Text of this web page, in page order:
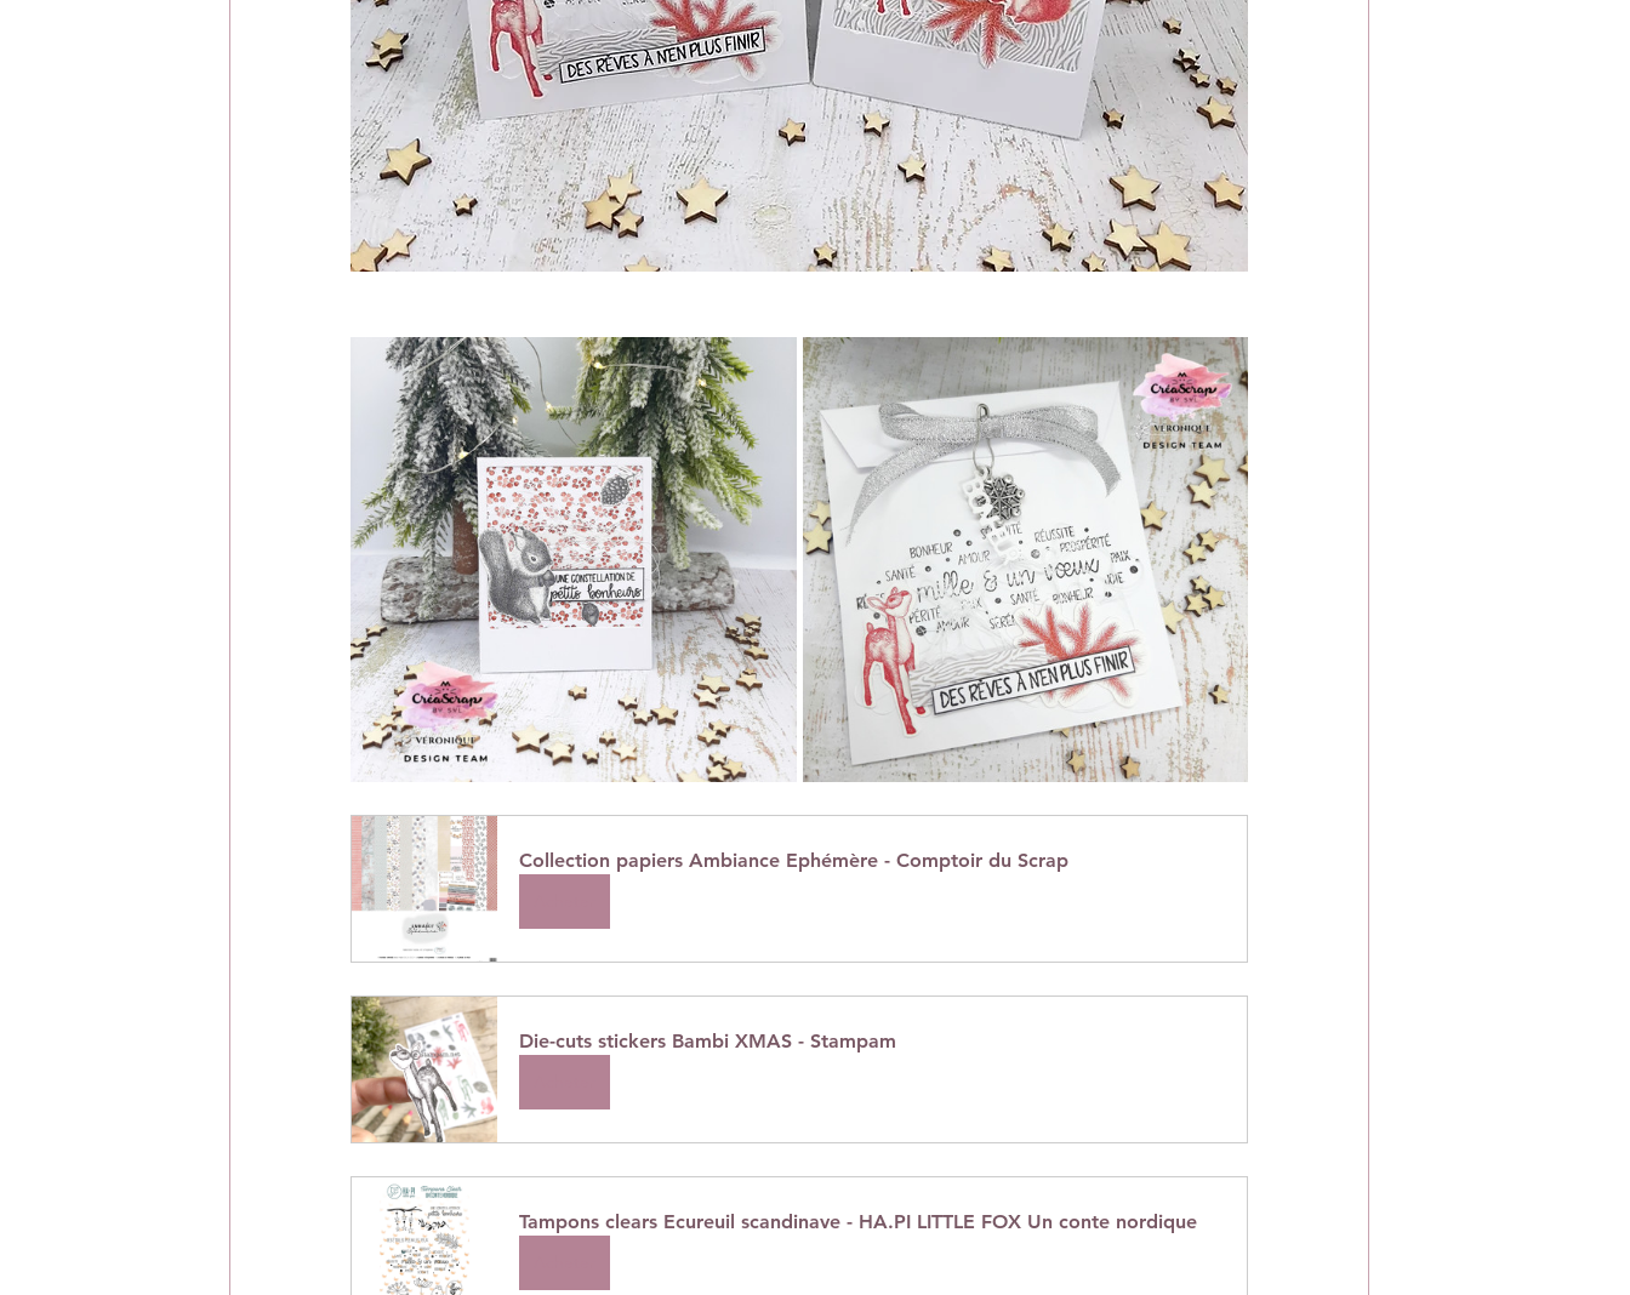
Collection papiers Ambiance Ephémère - Comptoir du Scrap
Die-cuts stickers Bambi XMAS - Stampam
Tampons clears Ecureuil scandinave - HA.PI LITTLE FOX Un conte nordique